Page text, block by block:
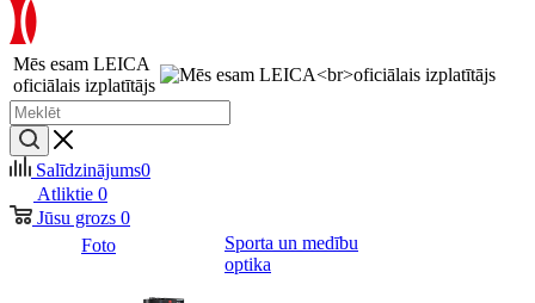
Mēs esam LEICA
oficiālais izplatītājs
Salīdzinājums0
Atliktie 0
Jūsu grozs 0
Foto
Sporta un medību
optika